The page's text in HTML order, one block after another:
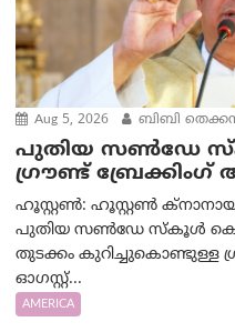
Aug 5, 2026 ബിബി
പുതിയ സൺഡേ
ഗ്രൗണ്ട്
ഹൂസ്റ്റൺ: ഹൂസ്റ്റൺ
പുതിയ സൺഡേ സ്കൂൾ
തുടക്കം കുറിച്ചുകൊണ്ടുള്ള
ഓഗസ്റ്റ്...
AMERICA